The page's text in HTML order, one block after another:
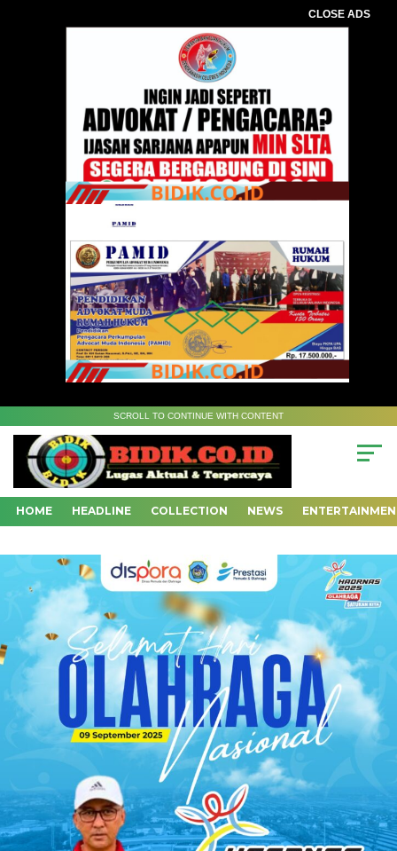
CLOSE ADS
SCROLL TO CONTINUE WITH CONTENT
HOME HEADLINE COLLECTION NEWS